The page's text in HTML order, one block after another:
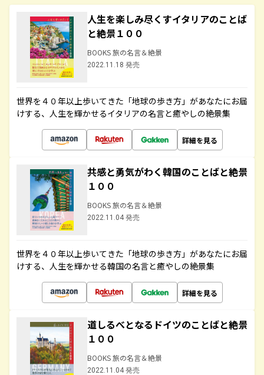
人生を楽しみ尽くすイタリアのことば
と絶景１００
BOOKS 旅の名言＆絶景
2022.11.18 発売
世界を４０年以上歩いてきた「地球の歩き方」があなたにお届
けする、人生を輝かせるイタリアの名言と癒やしの絶景集
詳細を見る
共感と勇気がわく韓国のことばと絶景
１００
BOOKS 旅の名言＆絶景
2022.11.04 発売
世界を４０年以上歩いてきた「地球の歩き方」があなたにお届
けする、人生を輝かせる韓国の名言と癒やしの絶景集
詳細を見る
道しるべとなるドイツのことばと絶景
１００
BOOKS 旅の名言＆絶景
2022.11.04 発売